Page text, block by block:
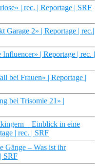
| rec. | Reportage | SRF
Garage 2» | Reportage | rec.|
| Reportage | rec. |
bei Frauen» | Reportage |
bei Trisomie 21» |
– Einblick in eine
| rec. | SRF
Gänge – Was ist ihr
SRF